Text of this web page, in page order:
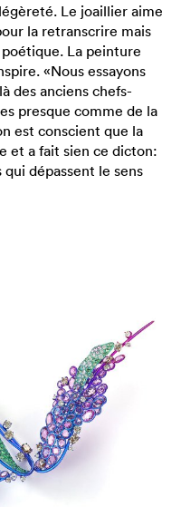
Le joaillier aime
la retranscrire mais
La peinture
«Nous essayons
des anciens chefs-
presque comme de la
est conscient que la
et a fait sien ce dicton:
dépassent le sens